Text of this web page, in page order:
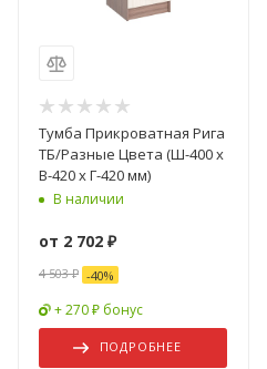
Тумба Прикроватная Рига
ТБ/Разные Цвета (Ш-400 х
В-420 х Г-420 мм)
В наличии
от 2 702 ₽
4 503 ₽ -40%
+ 270 ₽ бонус
ПОДРОБНЕЕ